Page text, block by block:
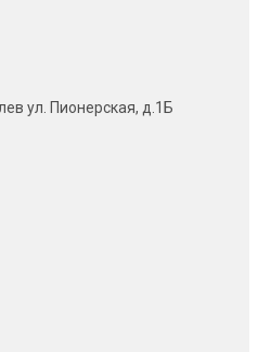
ул. Пионерская, д.1Б